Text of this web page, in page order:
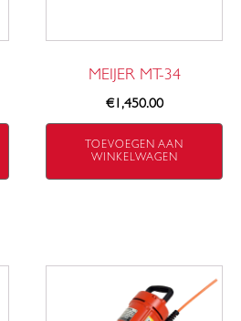
MEIJER MT-34
€1,450.00
TOEVOEGEN AAN
WINKELWAGEN